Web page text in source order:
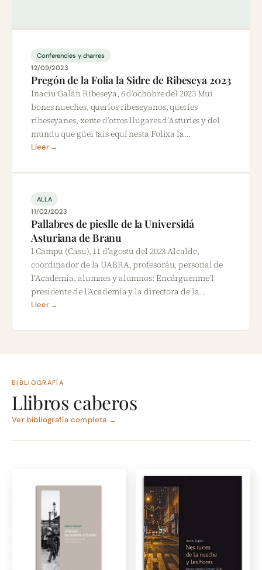
Conferencies y charres
12/09/2023
Pregón de la Folia la Sidre de Ribeseya 2023
Inaciu Galán Ribeseya, 6 d’ochobre del 2023 Mui
bones nueches, queríos ribeseyanos, queríes
ribeseyanes, xente d’otros llugares d’Asturies y del
mundu que güei tais equí nesta Folixa la…
Lleer →
ALLA
11/02/2023
Pallabres de pieslle de la Universidá
Asturiana de Branu
l Campu (Casu), 11 d’agostu del 2023 Alcalde,
coordinador de la UABRA, profesoráu, personal de
l’Academia, alumnes y alumnos: Encárguenme’l
presidente de l’Academia y la directora de la…
Lleer →
BIBLIOGRAFÍA
Llibros caberos
Ver bibliografía completa →